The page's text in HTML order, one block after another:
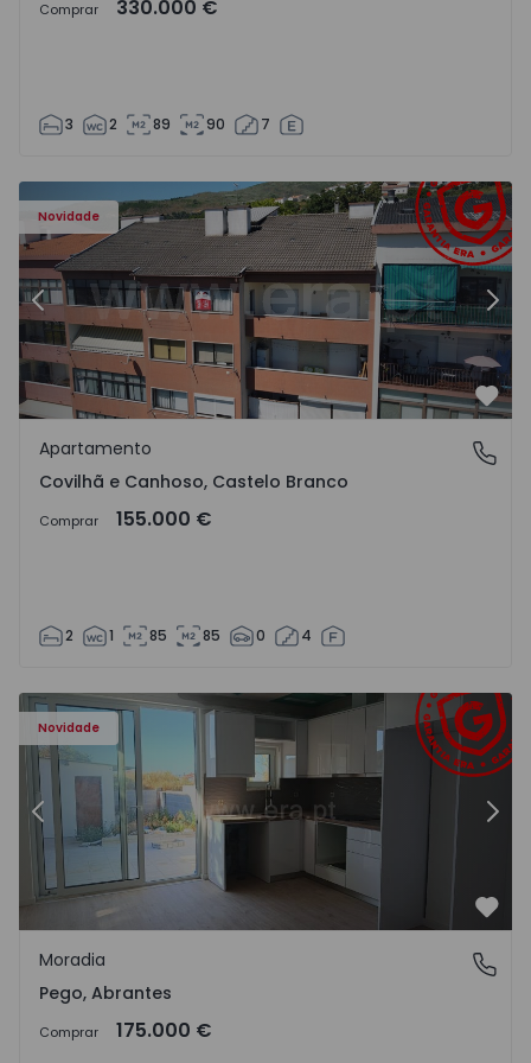
Comprar 330.000 €
3 2 89 90 7
Novidade
- 18
Apartamento T2 Covilhã, Covilhã e Canhoso - 1497806 -
Anterior
Covilhã e Canhoso, Castelo Branco
Apartamento
Covilhã e Canhoso, Castelo Branco
Comprar 155.000 €
2 1 85 85 0 4
Novidade
Moradia T2 Abrantes, Pego - 1575171 - 9
Anterior
Pego, Abrantes
Moradia
Pego, Abrantes
Comprar 175.000 €